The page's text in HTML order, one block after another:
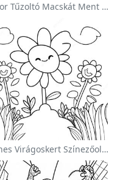
Bátor Tűzoltó Macskát Ment Színezőlap
Színes Virágoskert Színezőoldalon